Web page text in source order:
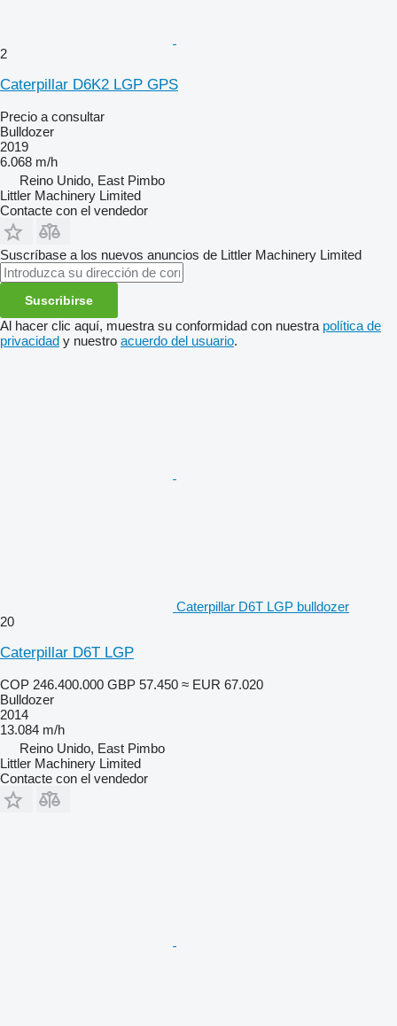
2
Caterpillar D6K2 LGP GPS
Precio a consultar
Bulldozer
2019
6.068 m/h
Reino Unido, East Pimbo
Littler Machinery Limited
Contacte con el vendedor
Suscríbase a los nuevos anuncios de Littler Machinery Limited
Suscribirse
Al hacer clic aquí, muestra su conformidad con nuestra política de
privacidad y nuestro acuerdo del usuario.
Caterpillar D6T LGP bulldozer
20
Caterpillar D6T LGP
COP 246.400.000 GBP 57.450 ≈ EUR 67.020
Bulldozer
2014
13.084 m/h
Reino Unido, East Pimbo
Littler Machinery Limited
Contacte con el vendedor